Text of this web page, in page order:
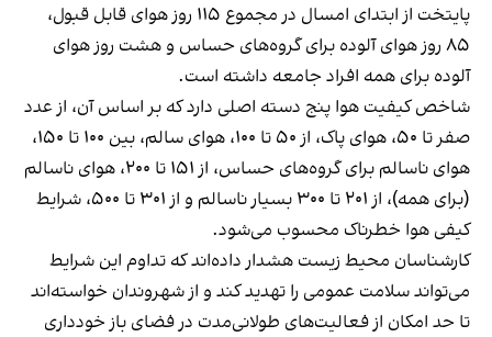
پایتخت از ابتدای امسال در مجموع ۱۱۵ روز هوای قابل قبول،
۸۵ روز هوای آلوده برای گروه‌های حساس و هشت روز هوای
آلوده برای همه افراد جامعه داشته است.
‌شاخص کیفیت هوا پنج دسته اصلی دارد که بر اساس آن، از عدد
صفر تا ۵۰، هوای پاک، از ۵۰ تا ۱۰۰، هوای سالم، بین ۱۰۰ تا ۱۵۰،
هوای ناسالم برای گروه‌های حساس، از ۱۵۱ تا ۲۰۰، هوای ناسالم
(برای همه)، از ۲۰۱ تا ۳۰۰ بسیار ناسالم و از ۳۰۱ تا ۵۰۰، شرایط
کیفی هوا خطرناک محسوب می‌شود.
کارشناسان محیط‌ زیست هشدار داده‌اند که تداوم این شرایط
می‌تواند سلامت عمومی را تهدید کند و از شهروندان خواسته‌اند
تا حد امکان از فعالیت‌های طولانی‌مدت در فضای باز خودداری